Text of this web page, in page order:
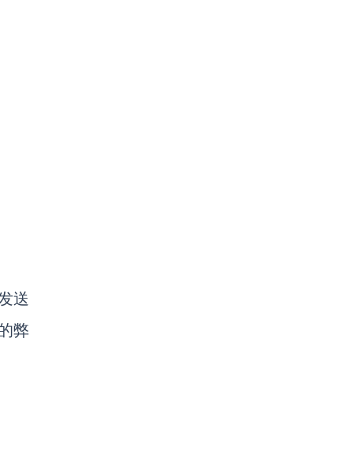
送
弊